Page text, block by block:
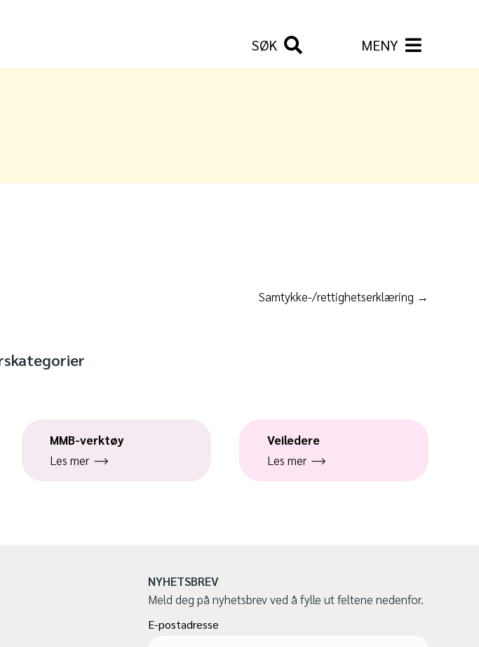
SØK MENY
Samtykke-/rettighetserklæring →
MMB-verktøy
Les mer
Veiledere
Les mer
NYHETSBREV
Meld deg på nyhetsbrev ved å fylle ut feltene nedenfor.
E-postadresse